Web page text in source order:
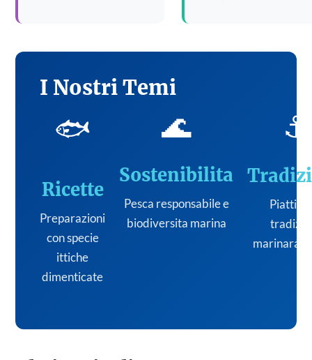
I Nostri Temi
🐟
Ricette
Preparazioni
con specie
ittiche
dimenticate
🌊
Sostenibilita
Pesca responsabile e
biodiversita marina
⚓
Piatti
marinara